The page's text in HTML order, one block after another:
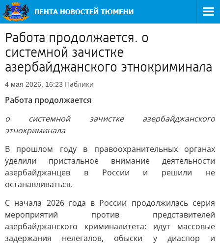
Работа продолжается. о
системной зачистке
азербайджанского этнокриминала
4 мая 2026, 16:23 Паблики
Работа продолжается
о системной зачистке азербайджанского
этнокриминала
В прошлом году в правоохранительных органах
уделили пристальное внимание деятельности
азербайджанцев в России и решили не
останавливаться.
С начала 2026 года в России продолжилась серия
мероприятий против представителей
азербайджанского криминалитета: идут массовые
задержания нелегалов, обыски у диаспор и